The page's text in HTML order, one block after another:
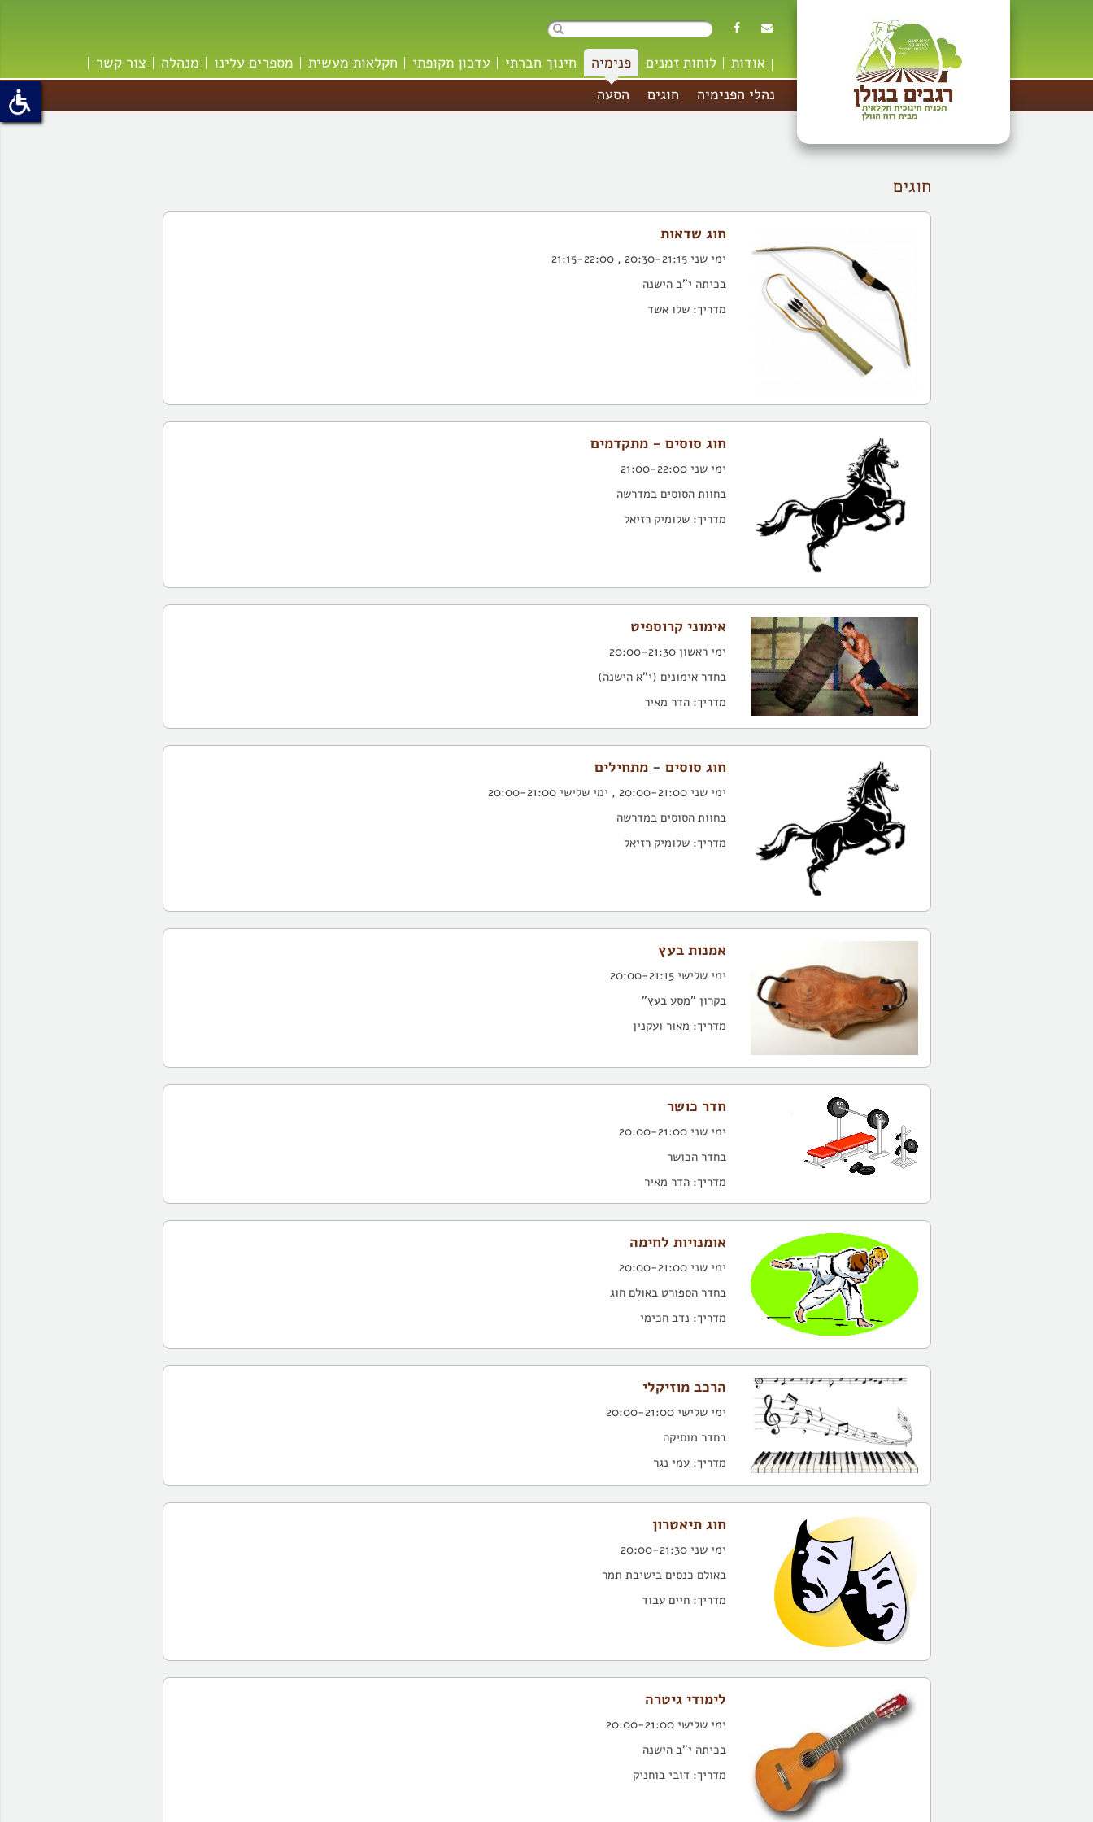
אודות לוחות זמנים
פנימיה
נהלי הפנימיה
חוגים הסעה
חינוך חברתי עדכון תקופתי חקלאות מעשית מספרים עלינו מנהלה צור קשר
חוגים
חוג שדאות
ימי שני 20:30-21:15 , 21:15-22:00
בכיתה י"ב הישנה
מדריך: שלו אשד
חוג סוסים - מתקדמים
ימי שני 21:00-22:00
בחוות הסוסים במדרשה
מדריך: שלומיק רזיאל
אימוני קרוספיט
ימי ראשון 20:00-21:30
בחדר אימונים (י"א הישנה)
מדריך: הדר מאיר
חוג סוסים - מתחילים
ימי שני 20:00-21:00 , ימי שלישי 20:00-21:00
בחוות הסוסים במדרשה
מדריך: שלומיק רזיאל
אמנות בעץ
ימי שלישי 20:00-21:15
בקרון "מסע בעץ"
מדריך: מאור ועקנין
חדר כושר
ימי שני 20:00-21:00
בחדר הכושר
מדריך: הדר מאיר
אומנויות לחימה
ימי שני 20:00-21:00
בחדר הספורט באולם חוג
מדריך: נדב חכימי
הרכב מוזיקלי
ימי שלישי 20:00-21:00
בחדר מוסיקה
מדריך: עמי נגר
חוג תיאטרון
ימי שני 20:00-21:30
באולם כנסים בישיבת תמר
מדריך: חיים עבוד
לימודי גיטרה
ימי שלישי 20:00-21:00
בכיתה י"ב הישנה
מדריך: דובי בוחניק